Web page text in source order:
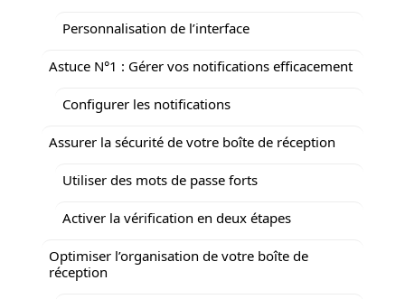
Personnalisation de l’interface
Astuce N°1 : Gérer vos notifications efficacement
Configurer les notifications
Assurer la sécurité de votre boîte de réception
Utiliser des mots de passe forts
Activer la vérification en deux étapes
Optimiser l’organisation de votre boîte de
réception